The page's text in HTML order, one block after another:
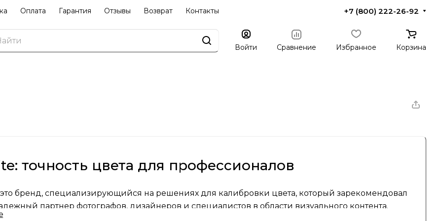
Оплата Гарантия Отзывы Возврат Контакты +7 (800) 222-26-92
Войти Сравнение Избранное Корзина
точность цвета для профессионалов
бренд, специализирующийся на решениях для калибровки цвета, который зарекомендовал
партнер фотографов, дизайнеров и специалистов в области визуального контента.
в США, бренд быстро завоевал признание благодаря высокому качеству и точности своих